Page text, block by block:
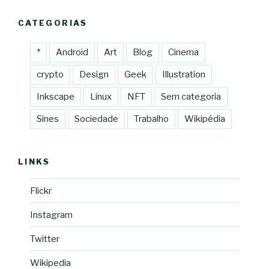
CATEGORIAS
* Android Art Blog Cinema
crypto Design Geek Illustration
Inkscape Linux NFT Sem categoria
Sines Sociedade Trabalho Wikipédia
LINKS
Flickr
Instagram
Twitter
Wikipedia